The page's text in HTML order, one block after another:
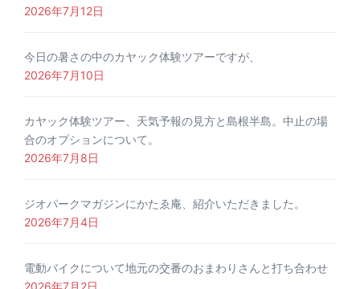
2026年7月12日
今日の暑さの中のカヤック体験ツアーですが、
2026年7月10日
カヤック体験ツアー、天気予報の見方と島根半島。中止の場
合のオプションについて。
2026年7月8日
ジオパークマガジンにかたゑ庵、紹介いただきました。
2026年7月4日
電動バイクについて地元の交番のおまわりさんと打ち合わせ
2026年7月2日